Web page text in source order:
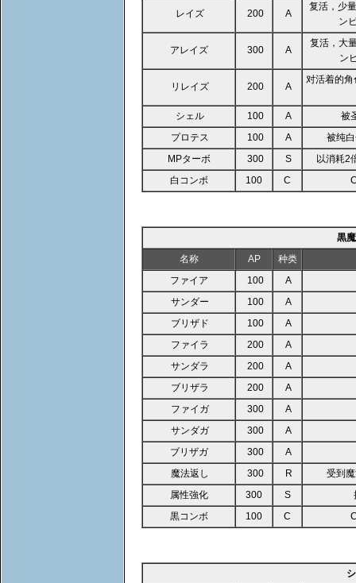
レイズ 200 A
复活，少
ン
アレイズ 300 A
复活，大
ン
リレイズ 200 A
对活着的
シェル 100 A
被
プロテス
100 A
被纯
MPターボ
300 S
以消耗2
白コンボ
100 C
黒
名称
AP
种类
ファイア
100
A
サンダー
100
A
ブリザド
100
A
ファイラ
200
A
サンダラ
200
A
ブリザラ
200
A
ファイガ
300
A
サンダガ
300
A
ブリザガ
300
A
魔法返し
300 R
受到
属性強化
300 S
黒コンボ
100 C